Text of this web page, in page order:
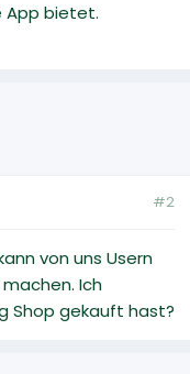
App bietet.
#2
von uns Usern
Ich
Shop gekauft hast?